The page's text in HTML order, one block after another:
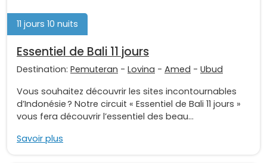
11 jours 10 nuits
Essentiel de Bali 11 jours
Destination: Pemuteran - Lovina - Amed - Ubud
Vous souhaitez découvrir les sites incontournables
d’Indonésie ? Notre circuit « Essentiel de Bali 11 jours »
vous fera découvrir l’essentiel des beau...
Savoir plus